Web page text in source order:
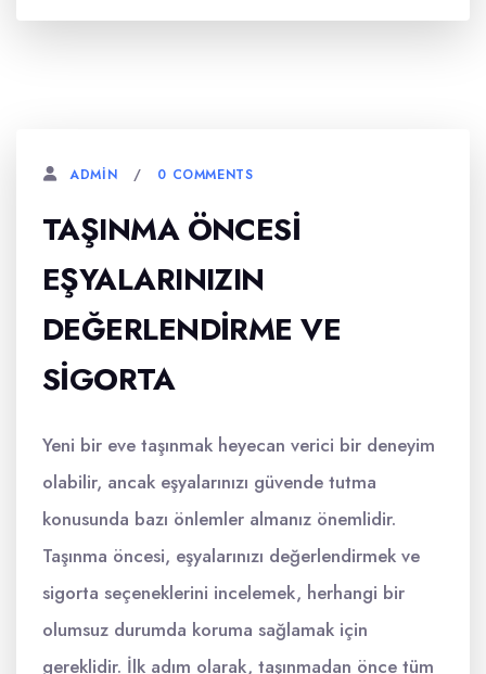
ADMIN 0 COMMENTS
TAŞINMA ÖNCESI
EŞYALARINIZIN
DEĞERLENDIRME VE
SIGORTA
Yeni bir eve taşınmak heyecan verici bir deneyim
olabilir, ancak eşyalarınızı güvende tutma
konusunda bazı önlemler almanız önemlidir.
Taşınma öncesi, eşyalarınızı değerlendirmek ve
sigorta seçeneklerini incelemek, herhangi bir
olumsuz durumda koruma sağlamak için
gereklidir. İlk adım olarak, taşınmadan önce tüm